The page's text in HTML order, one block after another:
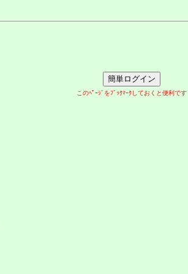
このﾍﾟｰｼﾞをﾌﾞｯｸﾏｰｸしておくと便利です